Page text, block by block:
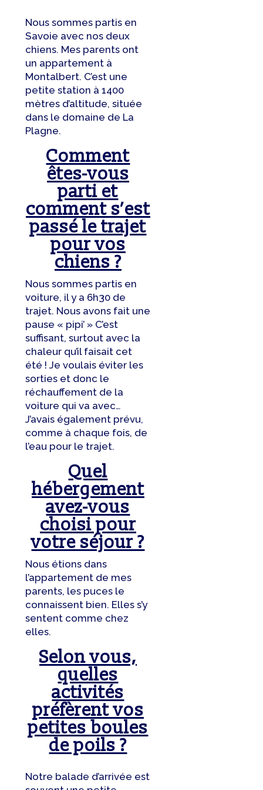
Nous sommes partis en
Savoie avec nos deux
chiens. Mes parents ont
un appartement à
Montalbert. C’est une
petite station à 1400
mètres d’altitude, située
dans le domaine de La
Plagne.
Comment
êtes-vous
parti et
comment s’est
passé le trajet
pour vos
chiens ?
Nous sommes partis en
voiture, il y a 6h30 de
trajet. Nous avons fait une
pause « pipi’ » C’est
suffisant, surtout avec la
chaleur qu’il faisait cet
été ! Je voulais éviter les
sorties et donc le
réchauffement de la
voiture qui va avec…
J’avais également prévu,
comme à chaque fois, de
l’eau pour le trajet.
Quel
hébergement
avez-vous
choisi pour
votre séjour ?
Nous étions dans
l’appartement de mes
parents, les puces le
connaissent bien. Elles s’y
sentent comme chez
elles.
Selon vous,
quelles
activités
préfèrent vos
petites boules
de poils ?
Notre balade d’arrivée est